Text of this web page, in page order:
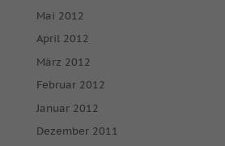
Mai 2012
April 2012
März 2012
Februar 2012
Januar 2012
Dezember 2011